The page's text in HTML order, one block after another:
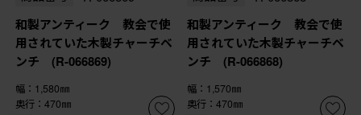
和製アンティーク 教会で使
用されていた木製チャーチベ
ンチ (R-066869)
幅：1,580㎜
奥行：470㎜
和製アンティーク 教会で使
用されていた木製チャーチベ
ンチ (R-066868)
幅：1,570㎜
奥行：470㎜